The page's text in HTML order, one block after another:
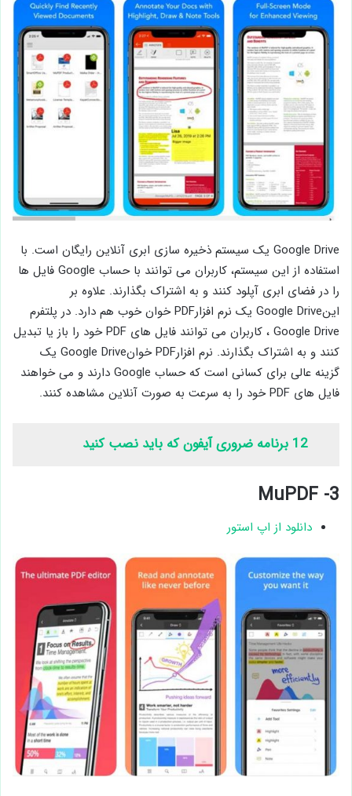
Google Drive یک سیستم ذخیره سازی ابری آنلاین رایگان است. با
استفاده از این سیستم، کاربران می توانند با حساب Google فایل ها
را در فضای ابری آپلود کنند و به اشتراک بگذارند. علاوه بر
اینGoogle Drive یک نرم افزارPDF خوان خوب هم دارد. در پلتفرم
Google Drive ، کاربران می توانند فایل های PDF خود را باز یا تبدیل
کنند و به اشتراک بگذارند. نرم افزارPDF خوانGoogle Drive یک
گزینه عالی برای کسانی است که حساب Google دارند و می خواهند
فایل های PDF خود را به سرعت به صورت آنلاین مشاهده کنند.
12 برنامه ضروری آیفون که باید نصب کنید
3- MuPDF
دانلود از اپ استور